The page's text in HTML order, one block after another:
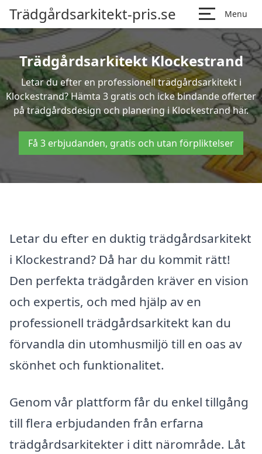
Trädgårdsarkitekt-pris.se Menu
Trädgårdsarkitekt Klockestrand
Letar du efter en professionell trädgårdsarkitekt i
Klockestrand? Hämta 3 gratis och icke bindande offerter
på trädgårdsdesign och planering i Klockestrand här.
Få 3 erbjudanden, gratis och utan förpliktelser
Letar du efter en duktig trädgårdsarkitekt
i Klockestrand? Då har du kommit rätt!
Den perfekta trädgården kräver en vision
och expertis, och med hjälp av en
professionell trädgårdsarkitekt kan du
förvandla din utomhusmiljö till en oas av
skönhet och funktionalitet.
Genom vår plattform får du enkel tillgång
till flera erbjudanden från erfarna
trädgårdsarkitekter i ditt närområde. Låt